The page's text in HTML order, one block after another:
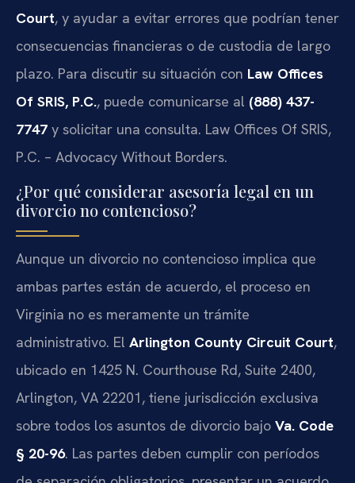
Court, y ayudar a evitar errores que podrían tener
consecuencias financieras o de custodia de largo
plazo. Para discutir su situación con Law Offices
Of SRIS, P.C., puede comunicarse al (888) 437-
7747 y solicitar una consulta. Law Offices Of SRIS,
P.C. – Advocacy Without Borders.
¿Por qué considerar asesoría legal en un
divorcio no contencioso?
Aunque un divorcio no contencioso implica que
ambas partes están de acuerdo, el proceso en
Virginia no es meramente un trámite
administrativo. El Arlington County Circuit Court,
ubicado en 1425 N. Courthouse Rd, Suite 2400,
Arlington, VA 22201, tiene jurisdicción exclusiva
sobre todos los asuntos de divorcio bajo Va. Code
§ 20-96. Las partes deben cumplir con períodos